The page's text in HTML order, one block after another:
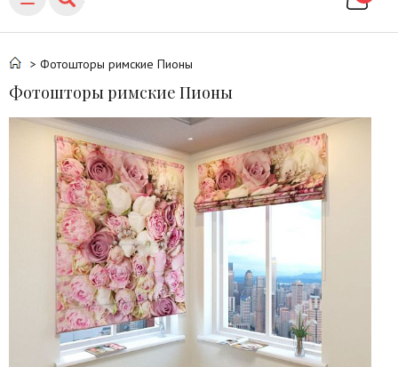
> Фотошторы римские Пионы
Фотошторы римские Пионы